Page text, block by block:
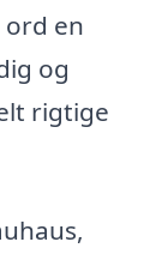
en
og
rigtige